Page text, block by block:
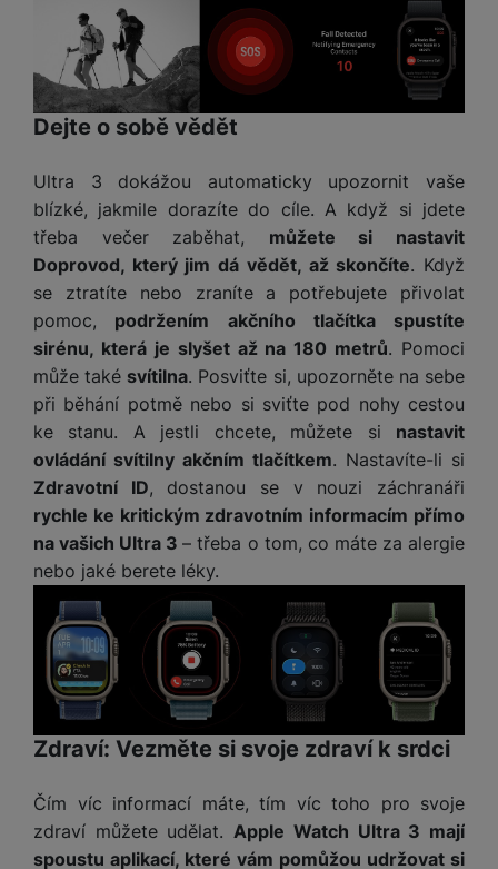
Dejte o sobě vědět
Ultra 3 dokážou automaticky upozornit vaše
blízké, jakmile dorazíte do cíle. A když si jdete
třeba večer zaběhat, můžete si nastavit
Doprovod, který jim dá vědět, až skončíte. Když
se ztratíte nebo zraníte a potřebujete přivolat
pomoc, podržením akčního tlačítka spustíte
sirénu, která je slyšet až na 180 metrů. Pomoci
může také svítilna. Posviťte si, upozorněte na sebe
při běhání potmě nebo si sviťte pod nohy cestou
ke stanu. A jestli chcete, můžete si nastavit
ovládání svítilny akčním tlačítkem. Nastavíte-li si
Zdravotní ID, dostanou se v nouzi záchranáři
rychle ke kritickým zdravotním informacím přímo
na vašich Ultra 3– třeba o tom, co máte za alergie
nebo jaké berete léky.
Zdraví: Vezměte si svoje zdraví k srdci
Čím víc informací máte, tím víc toho pro svoje
zdraví můžete udělat.Apple Watch Ultra 3 mají
spoustu aplikací, které vám pomůžou udržovat si